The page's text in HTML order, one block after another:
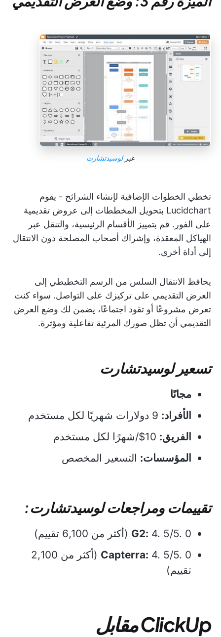
عبرلوسيدتشارت
تخطي الخطوات الإضافية لإنشاء الشرائح - يقوم
Lucidchart بتحويل المخططات إلى عروض تقديمية
على الفور. قم بتمييز الأقسام الرئيسية، والتنقل عبر
الهياكل المعقدة، وإشراك أصحاب المصلحة دون الانتقال
إلى أداة أخرى.
يحافظ الانتقال السلس من الرسم التخطيطي إلى
العرض التقديمي على تركيزك على التواصل. سواء كنت
تعرض مشروعًا أو تقود اجتماعًا، يضمن لك وضع العرض
التقديمي أن تظل صورك المرئية تفاعلية ومؤثرة.
تسعير لوسيدتشارت
مجانًا
الأفراد:
الفريق:
المؤسسات: التسعير المخصص
تقييمات ومراجعات لوسيدتشارت:
G2: 4. 5/5. 0 (أكثر من 6,100 تقييم)
Capterra:
4. 5/5. 0 (أكثر من 2,100
تقييم)
ClickUp مقابل